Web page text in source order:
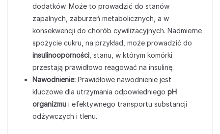
dodatków. Może to prowadzić do stanów
zapalnych, zaburzeń metabolicznych, a w
konsekwencji do chorób cywilizacyjnych. Nadmierne
spożycie cukru, na przykład, może prowadzić do
insulinooporności , stanu, w którym komórki
przestają prawidłowo reagować na insulinę.
Nawodnienie: Prawidłowe nawodnienie jest
kluczowe dla utrzymania odpowiedniego pH
organizmu i efektywnego transportu substancji
odżywczych i tlenu.